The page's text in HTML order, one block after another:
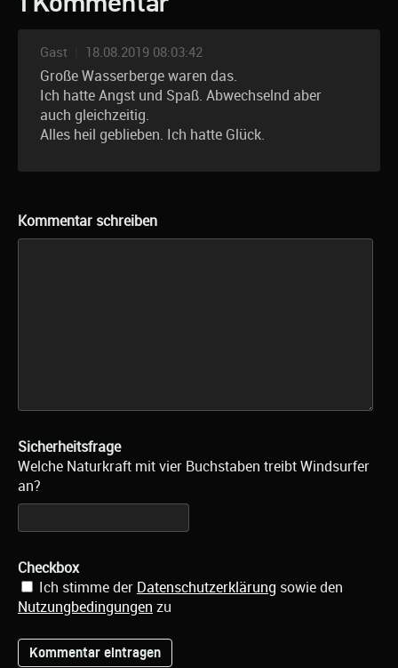
Gast 18.08.2019 08:03:42
Große Wasserberge waren das.
Ich hatte Angst und Spaß. Abwechselnd aber
auch gleichzeitig.
Alles heil geblieben. Ich hatte Glück.
Kommentar schreiben
Sicherheitsfrage
Welche Naturkraft mit vier Buchstaben treibt Windsurfer
an?
Checkbox
Ich stimme der Datenschutzerklärung sowie den
Nutzungbedingungen zu